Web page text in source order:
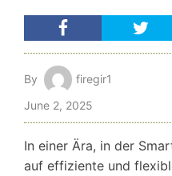
By
firegir1
June 2, 2025
In einer Ära, in der
auf effiziente und